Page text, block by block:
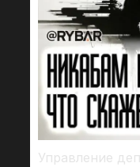
Управление